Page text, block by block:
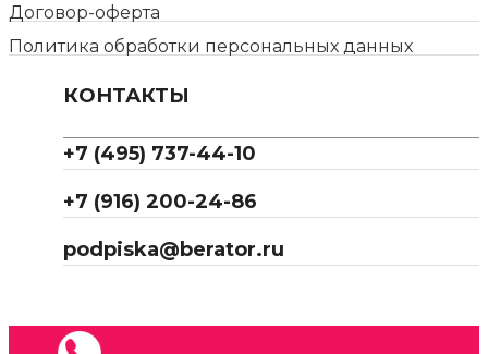
Договор-оферта
Политика обработки персональных данных
КОНТАКТЫ
+7 (495) 737-44-10
+7 (916) 200-24-86
podpiska@berator.ru